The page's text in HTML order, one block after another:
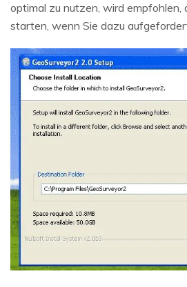
optimal zu nutzen, wird empfohlen,
starten, wenn Sie dazu